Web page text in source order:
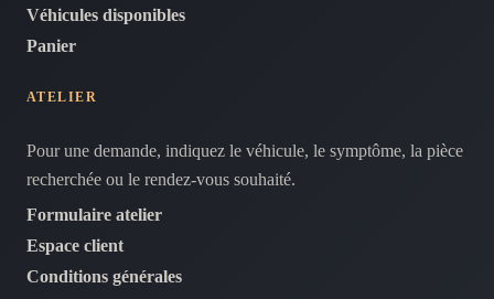
Véhicules disponibles
Panier
ATELIER
Pour une demande, indiquez le véhicule, le symptôme, la pièce
recherchée ou le rendez-vous souhaité.
Formulaire atelier
Espace client
Conditions générales